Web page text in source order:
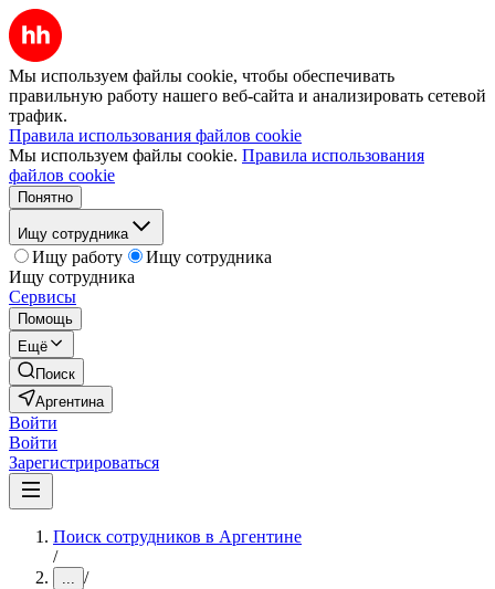
Мы используем файлы cookie, чтобы обеспечивать
правильную работу нашего веб-сайта и анализировать сетевой
трафик.
Правила использования файлов cookie
Мы используем файлы cookie. Правила использования
файлов cookie
Понятно
Ищу сотрудника
Ищу работу
Ищу сотрудника
Ищу сотрудника
Сервисы
Помощь
Ещё
Поиск
Аргентина
Войти
Войти
Зарегистрироваться
Поиск сотрудников в Аргентине
/
... /